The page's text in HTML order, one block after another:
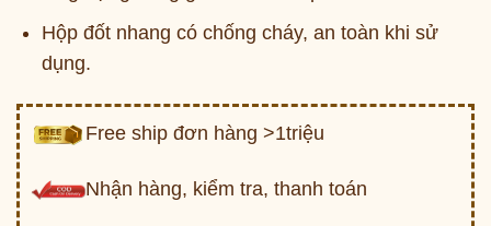
Hộp đốt nhang có chống cháy, an toàn khi sử
dụng.
Free ship đơn hàng >1triệu
Nhận hàng, kiểm tra, thanh toán